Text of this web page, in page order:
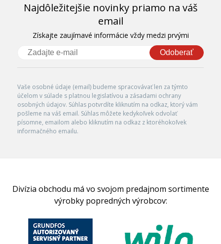
Najdôležitejšie novinky priamo na váš
email
Získajte zaujímavé informácie vždy medzi prvými
Odoberať
Vaše osobné údaje (email) budeme spracovávať len za týmto
účelom v súlade s platnou legislatívou a zásadami ochrany
osobných údajov. Súhlas potvrdíte kliknutím na odkaz, ktorý vám
pošleme na váš email. Súhlas môžete kedykoľvek odvolať
písomne, emailom alebo kliknutím na odkaz z ktoréhokoľvek
informačného emailu.
Divízia obchodu má vo svojom predajnom sortimente
výrobky popredných výrobcov: